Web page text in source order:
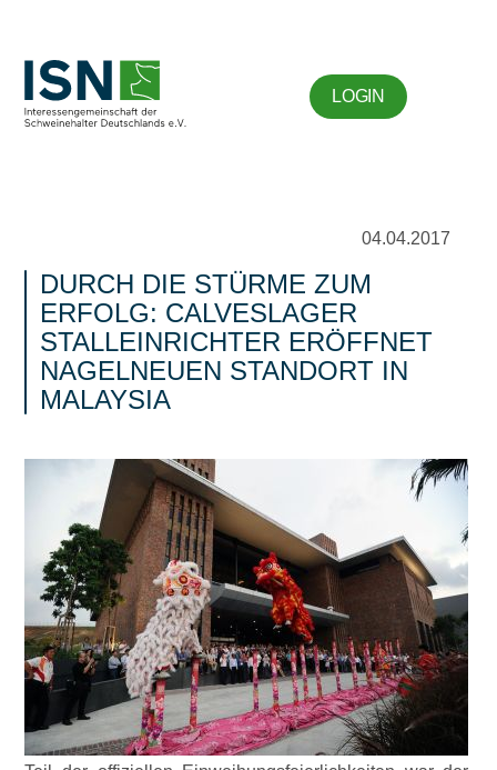
LOGIN
04.04.2017
DURCH DIE STÜRME ZUM
ERFOLG: CALVESLAGER
STALLEINRICHTER ERÖFFNET
NAGELNEUEN STANDORT IN
MALAYSIA